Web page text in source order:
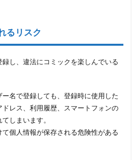
）
るリスク
し、違法にコミックを楽しんでいる
ー名で登録しても、登録時に使用した
ドレス、利用履歴、スマートフォンの
しまいます。
個人情報が保存される危険性がある